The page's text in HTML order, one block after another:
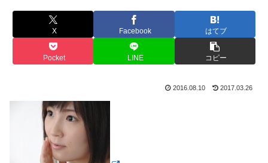
X Facebook はてブ
Pocket LINE コピー
2016.08.10 2017.03.26